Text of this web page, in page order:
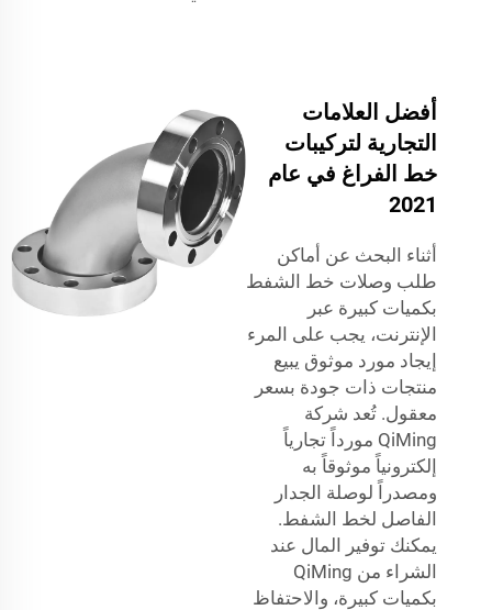
أفضل العلامات
التجارية لتركيبات
خط الفراغ في عام
2021
أثناء البحث عن أماكن
طلب وصلات خط الشفط
بكميات كبيرة عبر
الإنترنت، يجب على المرء
إيجاد مورد موثوق يبيع
منتجات ذات جودة بسعر
معقول. تُعد شركة
QiMing مورداً تجارياً
إلكترونياً موثوقاً به
ومصدراً لوصلة الجدار
الفاصل لخط الشفط.
يمكنك توفير المال عند
الشراء من QiMing
بكميات كبيرة، والاحتفاظ